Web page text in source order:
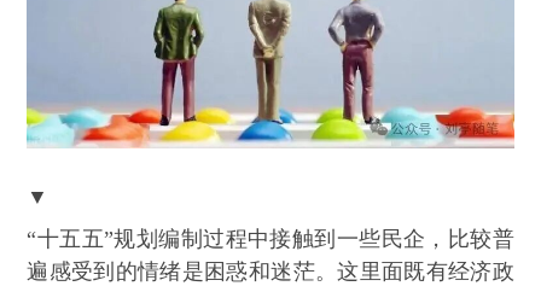
▼
“十五五”规划编制过程中接触到一些民企，比较普
遍感受到的情绪是困惑和迷茫。这里面既有经济政